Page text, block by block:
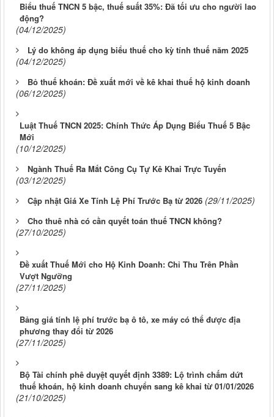
Biểu thuế TNCN 5 bậc, thuế suất 35%: Đã tối ưu cho người lao
động?
(04/12/2025)
Lý do không áp dụng biểu thuế cho kỳ tính thuế năm 2025
(04/12/2025)
Bỏ thuế khoán: Đề xuất mới về kê khai thuế hộ kinh doanh
(06/12/2025)
Luật Thuế TNCN 2025: Chính Thức Áp Dụng Biểu Thuế 5 Bậc
Mới
(10/12/2025)
Ngành Thuế Ra Mắt Công Cụ Tự Kê Khai Trực Tuyến
(03/12/2025)
Cập nhật Giá Xe Tính Lệ Phí Trước Bạ từ 2026 (29/11/2025)
Cho thuê nhà có cần quyết toán thuế TNCN không?
(27/10/2025)
Đề xuất Thuế Mới cho Hộ Kinh Doanh: Chỉ Thu Trên Phần
Vượt Ngưỡng
(27/11/2025)
Bảng giá tính lệ phí trước bạ ô tô, xe máy có thể được địa
phương thay đổi từ 2026
(27/11/2025)
Bộ Tài chính phê duyệt quyết định 3389: Lộ trình chấm dứt
thuế khoán, hộ kinh doanh chuyển sang kê khai từ 01/01/2026
(21/10/2025)